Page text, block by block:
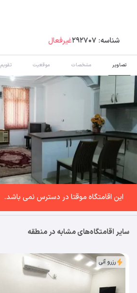
شناسه: 292707غیرفعال
تصاویر مشخصات موقعیت تقویم
این اقامتگاه موقتا در دسترس نمی باشد.
سایر اقامتگاه‌های مشابه در منطقه
رزرو آنی